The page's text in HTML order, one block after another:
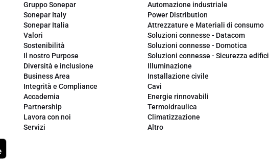
Gruppo Sonepar
Sonepar Italy
Sonepar Italia
Valori
Sostenibilità
Il nostro Purpose
Diversità e inclusione
Business Area
Integrità e Compliance
Accademia
Partnership
Lavora con noi
Servizi
Automazione industriale
Power Distribution
Attrezzature e Materiali di consumo
Soluzioni connesse - Datacom
Soluzioni connesse - Domotica
Soluzioni connesse - Sicurezza edifici
Illuminazione
Installazione civile
Cavi
Energie rinnovabili
Termoidraulica
Climatizzazione
Altro